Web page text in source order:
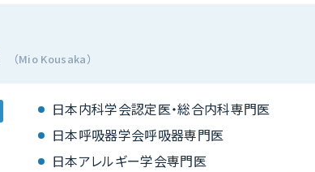
（Mio Kousaka）
日本内科学会認定医・総合内科専門医
日本呼吸器学会呼吸器専門医
日本アレルギー学会専門医